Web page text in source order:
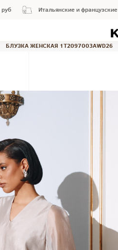
Итальянские и французские
БЛУЗКА ЖЕНСКАЯ 1T2097003AWD26